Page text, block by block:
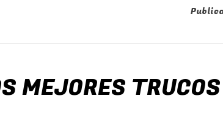
MEJORES